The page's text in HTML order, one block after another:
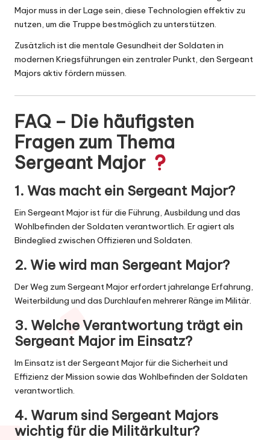
Major muss in der Lage sein, diese Technologien effektiv zu
nutzen, um die Truppe bestmöglich zu unterstützen.
Zusätzlich ist die mentale Gesundheit der Soldaten in
modernen Kriegsführungen ein zentraler Punkt, den Sergeant
Majors aktiv fördern müssen.
FAQ – Die häufigsten
Fragen zum Thema
Sergeant Major
1. Was macht ein Sergeant Major?
Ein Sergeant Major ist für die Führung, Ausbildung und das
Wohlbefinden der Soldaten verantwortlich. Er agiert als
Bindeglied zwischen Offizieren und Soldaten.
2. Wie wird man Sergeant Major?
Der Weg zum Sergeant Major erfordert jahrelange Erfahrung,
Weiterbildung und das Durchlaufen mehrerer Ränge im Militär.
3. Welche Verantwortung trägt ein
Sergeant Major im Einsatz?
Im Einsatz ist der Sergeant Major für die Sicherheit und
Effizienz der Mission sowie das Wohlbefinden der Soldaten
verantwortlich.
4. Warum sind Sergeant Majors
wichtig für die Militärkultur?